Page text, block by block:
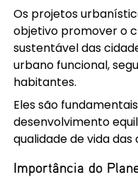
Os projetos
objetivo promover o
sustentável das
urbano funcional,
habitantes.
Eles são
desenvolvimento
qualidade de vida das
Importância do